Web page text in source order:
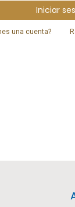
Iniciar
una cuenta?